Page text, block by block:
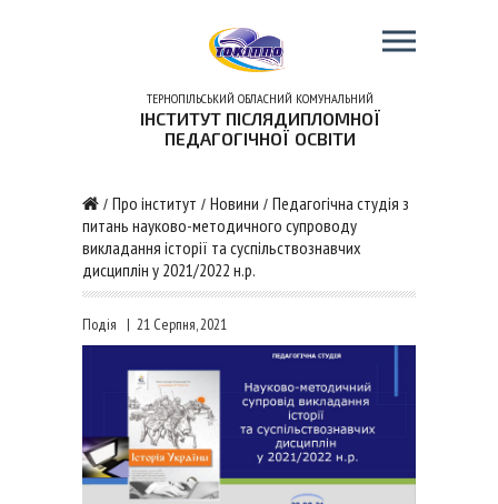
ТЕРНОПІЛЬСЬКИЙ ОБЛАСНИЙ КОМУНАЛЬНИЙ
ІНСТИТУТ ПІСЛЯДИПЛОМНОЇ
ПЕДАГОГІЧНОЇ ОСВІТИ
/ Про інститут / Новини / Педагогічна студія з
питань науково-методичного супроводу
викладання історії та суспільствознавчих
дисциплін у 2021/2022 н.р.
Подія | 21 Серпня, 2021